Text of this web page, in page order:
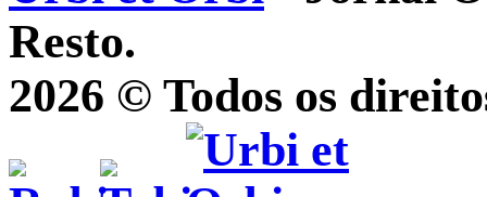
Resto.
2026 © Todos os